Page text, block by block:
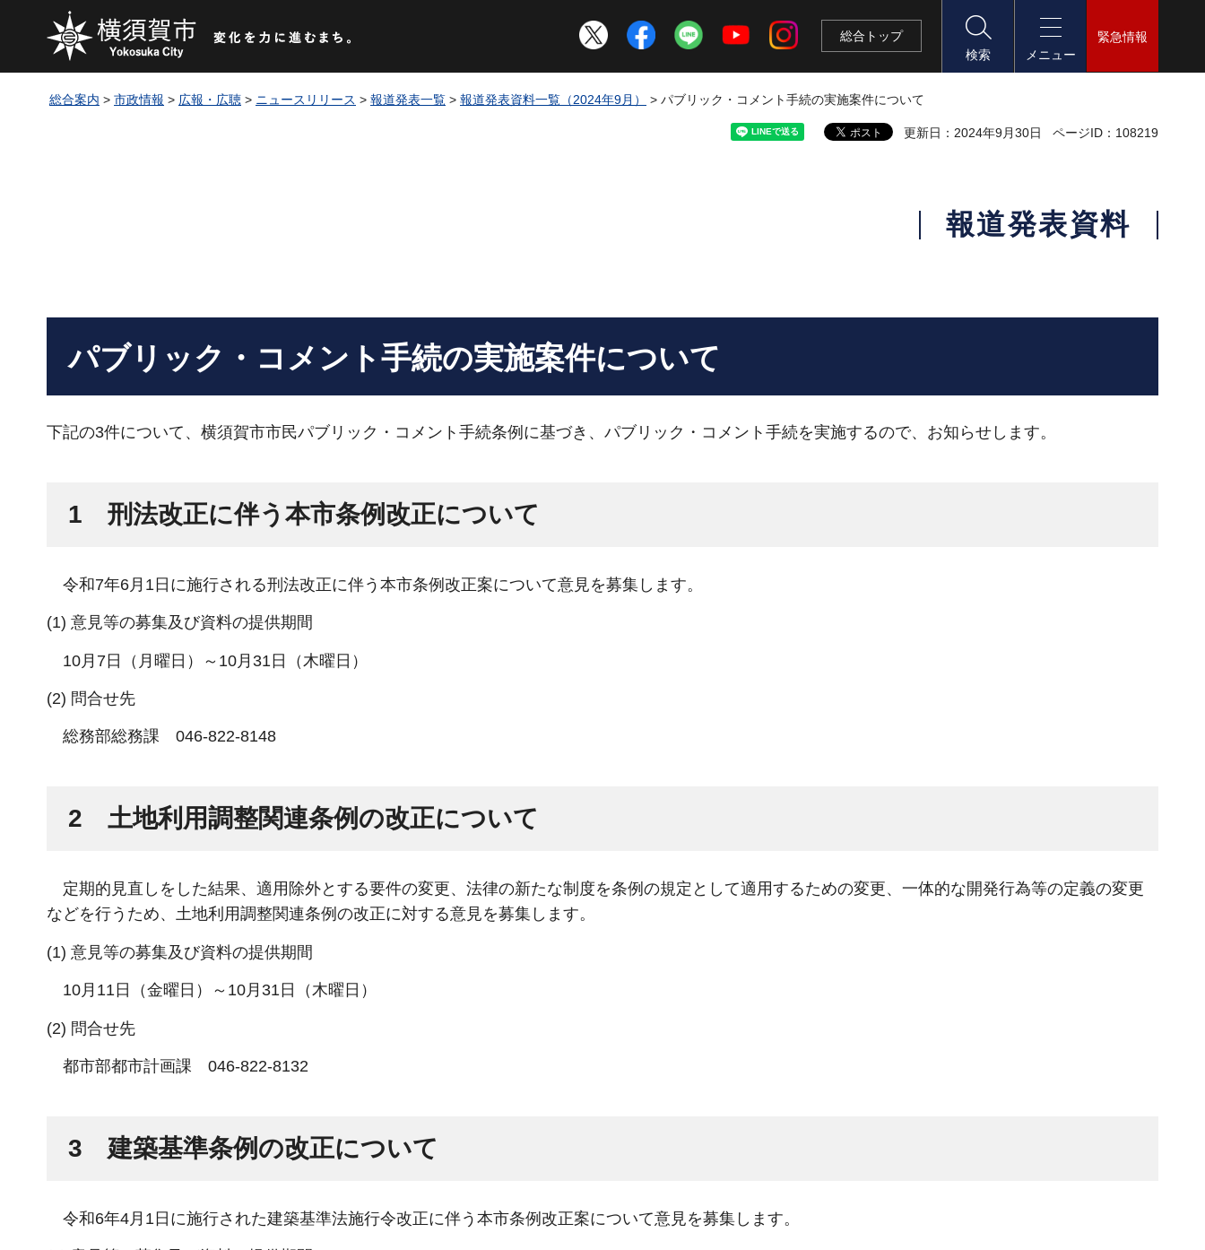
総合 トップ
検索
メニュー
緊急情報
総合案内 > 市政情報 > 広報・広聴 > ニュースリリース > 報道発表一覧 > 報道発表資料一覧（2024年9月） > パブリック・コメント手続の実施案件について
更新日：2024年9月30日 ページID：108219
報道発表資料
パブリック・コメント手続の実施案件について
下記の3件について、横須賀市市民パブリック・コメント手続条例に基づき、パブリック・コメント手続を実施するので、お知らせします。
1 刑法改正に伴う本市条例改正について
令和7年6月1日に施行される刑法改正に伴う本市条例改正案について意見を募集します。
(1) 意見等の募集及び資料の提供期間
10月7日（月曜日）～10月31日（木曜日）
(2) 問合せ先
総務部総務課 046-822-8148
2 土地利用調整関連条例の改正について
定期的見直しをした結果、適用除外とする要件の変更、法律の新たな制度を条例の規定として適用するための変更、一体的な開発行為等の定義の変更
などを行うため、土地利用調整関連条例の改正に対する意見を募集します。
(1) 意見等の募集及び資料の提供期間
10月11日（金曜日）～10月31日（木曜日）
(2) 問合せ先
都市部都市計画課 046-822-8132
3 建築基準条例の改正について
令和6年4月1日に施行された建築基準法施行令改正に伴う本市条例改正案について意見を募集します。